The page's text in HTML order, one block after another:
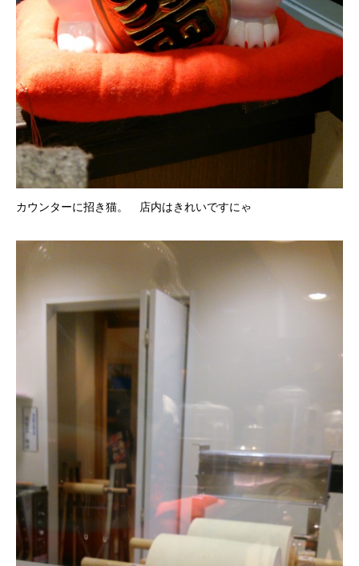
カウンターに招き猫。 店内はきれいですにゃ